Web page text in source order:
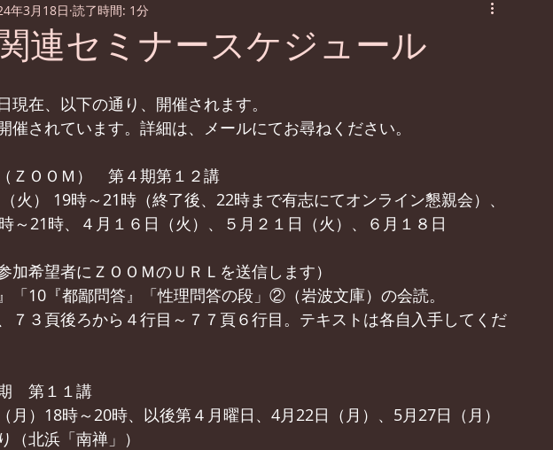
連セミナースケジュール
年3月18日 読了時間: 1分
現在、以下の通り、開催されます。
催されています。詳細は、メールにてお尋ねください。
ＺＯＯＭ）　第４期第１２講
火） 19時～21時（終了後、22時まで有志にてオンライン懇親会）、
～21時、４月１６日（火）、５月２１日（火）、６月１８日
加希望者にＺＯＯＭのＵＲＬを送信します）
「10『都鄙問答』「性理問答の段」②（岩波文庫）の会読。
７３頁後ろから４行目～７７頁６行目。テキストは各自入手してくだ
　第１１講
月）18時～20時、以後第４月曜日、4月22日（月）、5月27日（月）
北浜「南禅」）